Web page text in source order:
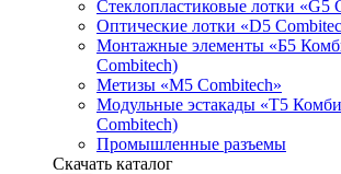
Стеклопластиковые лотки «G5
Оптические лотки «D5
Монтажные элементы «Б5
Combitech)
Метизы «M5 Combitech»
Модульные эстакады «Т5
Combitech)
Промышленные разъемы
Скачать каталог